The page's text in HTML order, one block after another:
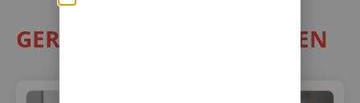
GERELATEERDE PRODUCTEN